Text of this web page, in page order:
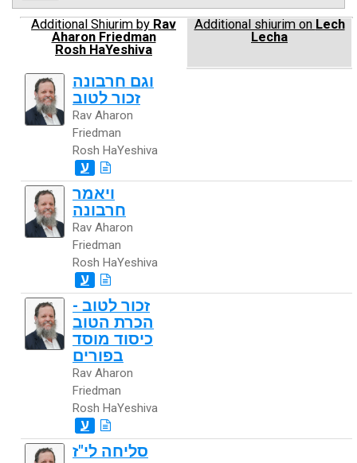
Additional Shiurim by Rav
Aharon Friedman
Rosh HaYeshiva
Additional shiurim on Lech
Lecha
וגם חרבונה
זכור לטוב
Rav Aharon
Friedman
Rosh HaYeshiva
ע
ויאמר
חרבונה
Rav Aharon
Friedman
Rosh HaYeshiva
ע
זכור לטוב -
הכרת הטוב
כיסוד מוסד
בפורים
Rav Aharon
Friedman
Rosh HaYeshiva
ע
סליחה לי"ז